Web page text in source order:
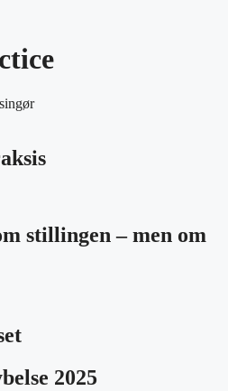
stillingen – men om
2025